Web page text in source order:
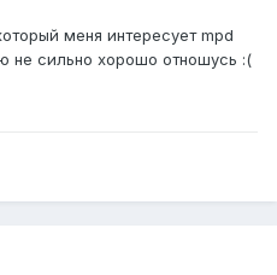
меня интересует mpd
не сильно хорошо отношусь :(